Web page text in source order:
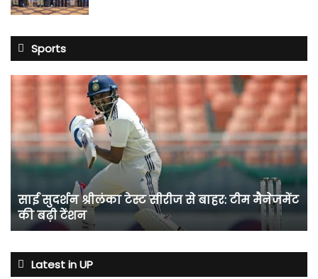
Sports
साई
श्रीलंका
सीरीज
से
मैनेजमेंट
की
बढ़ी
साई सुदर्शन श्रीलंका टेस्ट सीरीज से बाहर: टीम मैनेजमेंट
की बढ़ी टेंशन
Latest in UP